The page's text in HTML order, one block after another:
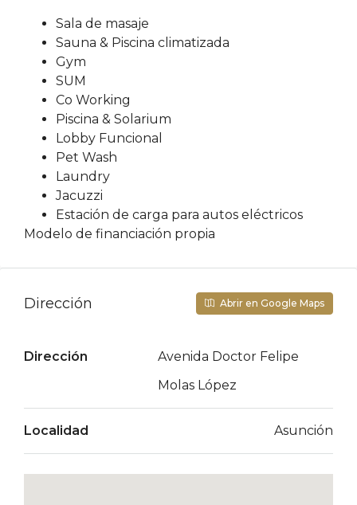
Sala de masaje
Sauna & Piscina climatizada
Gym
SUM
Co Working
Piscina & Solarium
Lobby Funcional
Pet Wash
Laundry
Jacuzzi
Estación de carga para autos eléctricos
Modelo de financiación propia
Dirección Abrir en Google Maps
Dirección
Avenida Doctor Felipe
Molas López
Localidad Asunción